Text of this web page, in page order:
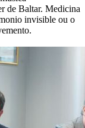
de Baltar. Medicina
invisible ou o